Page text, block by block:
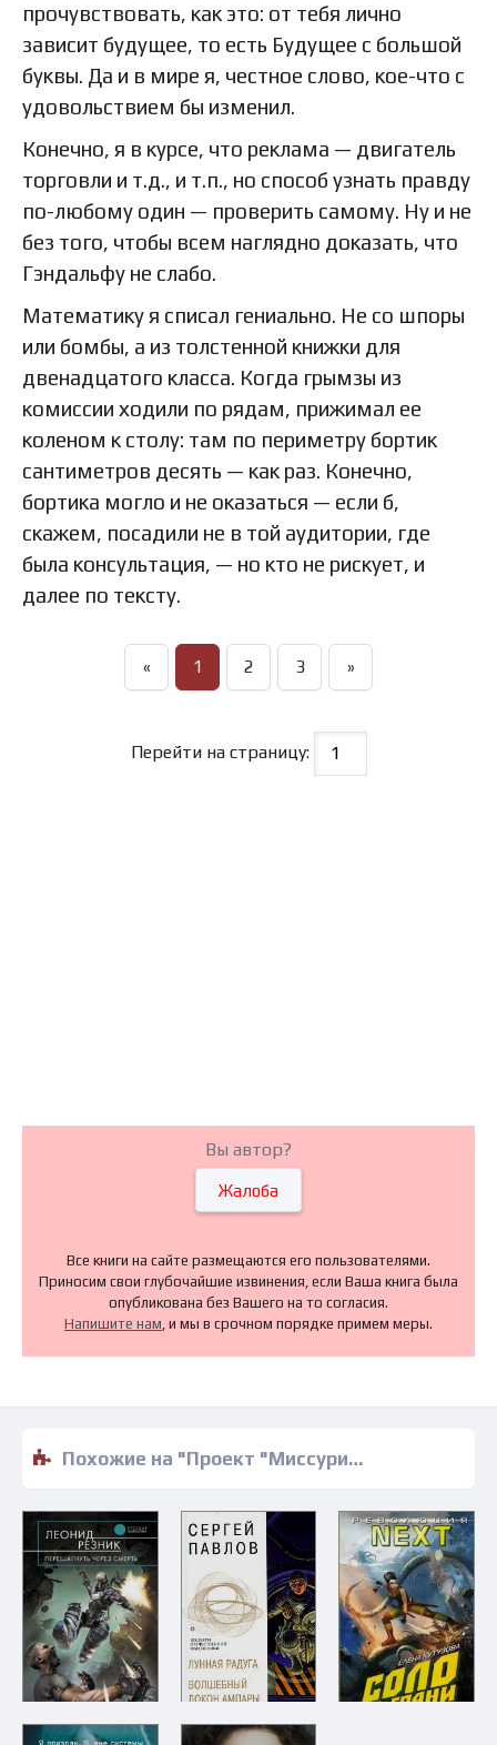
прочувствовать, как это: от тебя лично
зависит будущее, то есть Будущее с большой
буквы. Да и в мире я, честное слово, кое-что с
удовольствием бы изменил.
Конечно, я в курсе, что реклама — двигатель
торговли и т.д., и т.п., но способ узнать правду
по-любому один — проверить самому. Ну и не
без того, чтобы всем наглядно доказать, что
Гэндальфу не слабо.
Математику я списал гениально. Не со шпоры
или бомбы, а из толстенной книжки для
двенадцатого класса. Когда грымзы из
комиссии ходили по рядам, прижимал ее
коленом к столу: там по периметру бортик
сантиметров десять — как раз. Конечно,
бортика могло и не оказаться — если б,
скажем, посадили не в той аудитории, где
была консультация, — но кто не рискует, и
далее по тексту.
« 1 2 3 »
Перейти на страницу:
Вы автор?
Жалоба
Все книги на сайте размещаются его пользователями.
Приносим свои глубочайшие извинения, если Ваша книга была
опубликована без Вашего на то согласия.
Напишите нам, и мы в срочном порядке примем меры.
Похожие на "Проект "Миссури" - Яна Дубинянская" книги читать бесплатно полные версии